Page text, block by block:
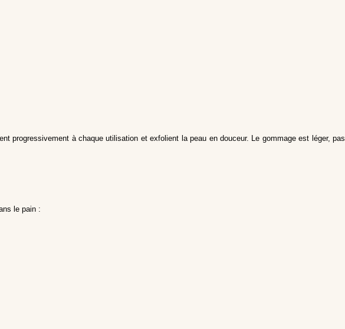
progressivement à chaque utilisation et exfolient la peau en douceur. Le gommage est léger, pas
le pain :